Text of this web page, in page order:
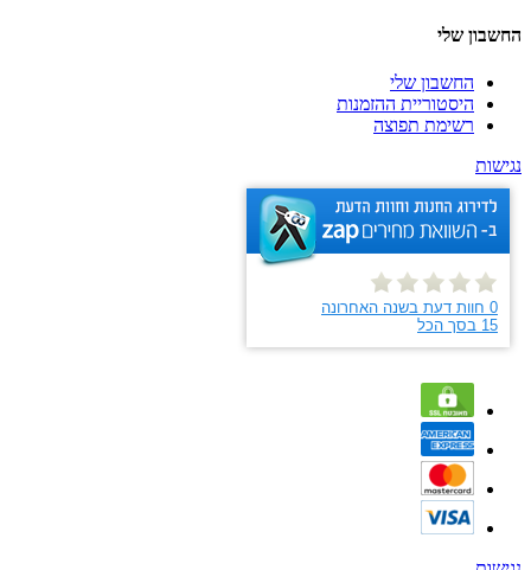
החשבון שלי
החשבון שלי
היסטוריית ההזמנות
רשימת תפוצה
נגישות